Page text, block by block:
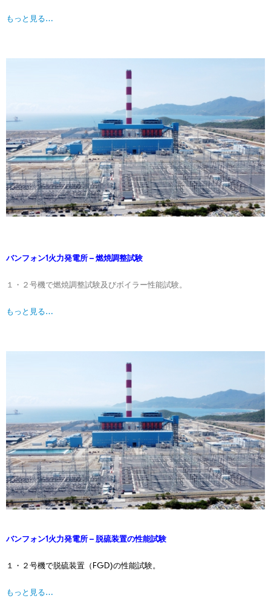
もっと見る…
バンフォン1火力発電所 – 燃焼調整試験
１・２号機で燃焼調整試験及びボイラー性能試験。
もっと見る…
バンフォン1火力発電所 – 脱硫装置の性能試験
１・２号機で脱硫装置（FGD)の性能試験。
もっと見る…